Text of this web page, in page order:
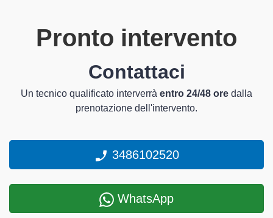
Pronto intervento
Contattaci
Un tecnico qualificato interverrà entro 24/48 ore dalla
prenotazione dell'intervento.
3486102520
WhatsApp